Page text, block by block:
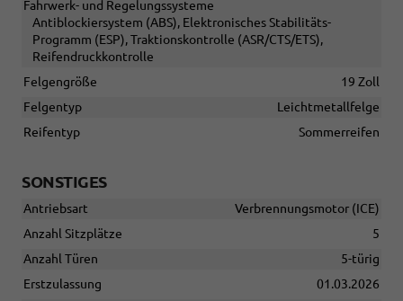
Fahrwerk- und Regelungssysteme
Antiblockiersystem (ABS), Elektronisches Stabilitäts-
Programm (ESP), Traktionskontrolle (ASR/CTS/ETS),
Reifendruckkontrolle
Felgengröße
19 Zoll
Felgentyp
Leichtmetallfelge
Reifentyp
Sommerreifen
SONSTIGES
Antriebsart
Verbrennungsmotor (ICE)
Anzahl Sitzplätze
5
Anzahl Türen
5-türig
Erstzulassung
01.03.2026